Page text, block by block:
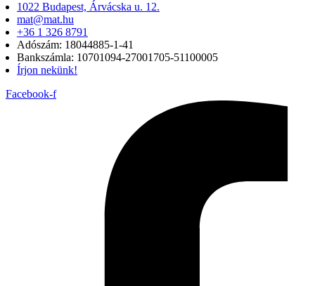
1022 Budapest, Árvácska u. 12.
mat@mat.hu
+36 1 326 8791
Adószám: 18044885-1-41
Bankszámla: 10701094-27001705-51100005
Írjon nekünk!
Facebook-f